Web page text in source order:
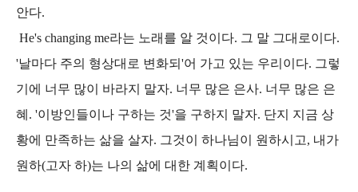
안다.
He's changing me라는 노래를 알 것이다. 그 말 그대로이다.
'날마다 주의 형상대로 변화되'어 가고 있는 우리이다. 그렇
기에 너무 많이 바라지 말자. 너무 많은 은사. 너무 많은 은
혜. '이방인들이나 구하는 것'을 구하지 말자. 단지 지금 상
황에 만족하는 삶을 살자. 그것이 하나님이 원하시고, 내가
원하(고자 하)는 나의 삶에 대한 계획이다.